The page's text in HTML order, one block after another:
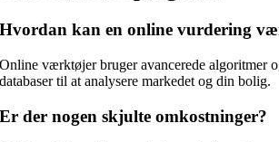
Hvordan kan en online vurdering
Online værktøjer bruger avancerede algoritmer
databaser til at analysere markedet og din bolig.
Er der nogen skjulte omkostninger?